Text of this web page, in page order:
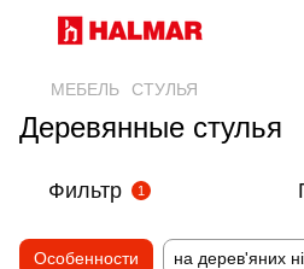
МЕБЕЛЬ СТУЛЬЯ
Деревянные стулья
Фильтр 1
Особенности на дерев'яних